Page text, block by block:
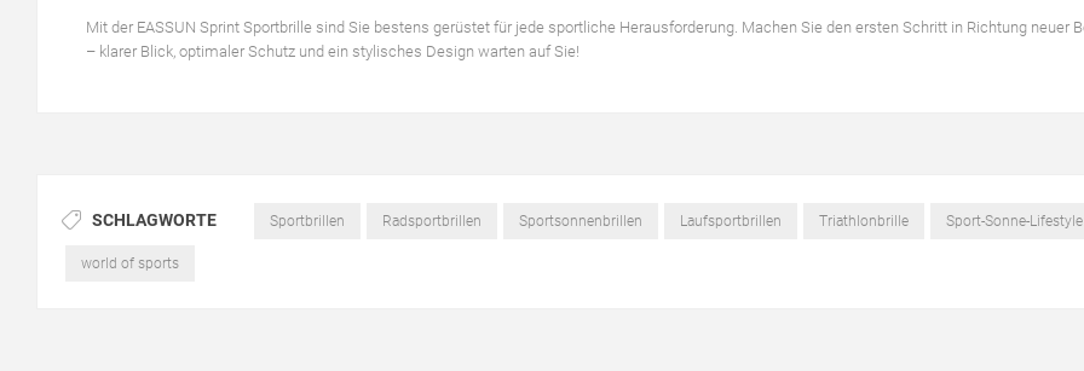
Mit der EASSUN Sprint Sportbrille sind Sie bestens gerüstet für jede sportliche Herausforderung. Machen Sie den ersten Schritt in Richtung neuer
– klarer Blick, optimaler Schutz und ein stylisches Design warten auf Sie!
SCHLAGWORTE Sportbrillen Radsportbrillen Sportsonnenbrillen Laufsportbrillen Triathlonbrille Sport-Sonne-Lifestyle
world of sports